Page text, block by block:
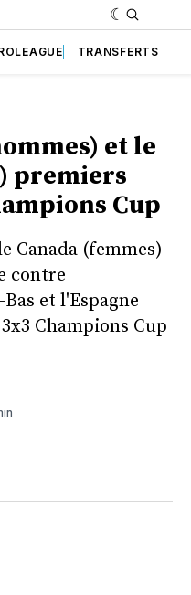
TRANSFERTS
et le
premiers
Cup
Canada (femmes)
contre
et l'Espagne
Champions Cup